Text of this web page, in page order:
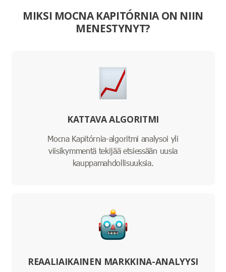
MIKSI MOCNA KAPITÓRNIA ON NIIN
MENESTYNYT?
KATTAVA ALGORITMI
Mocna Kapitórnia-algoritmi analysoi yli
viisikymmentä tekijää etsiessään uusia
kauppamahdollisuuksia.
REAALIAIKAINEN MARKKINA-ANALYYSI